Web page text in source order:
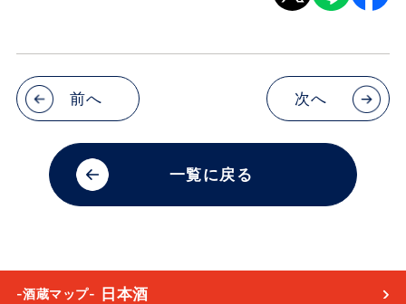
前へ 次へ
一覧に戻る
-酒蔵マップ- 日本酒